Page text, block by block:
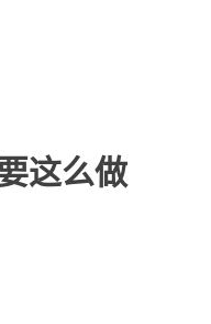
这么做